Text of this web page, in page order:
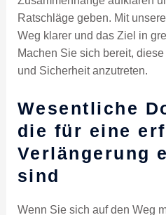
Ratschläge geben. Mit
Weg klarer und das Ziel in
Machen Sie sich bereit,
und Sicherheit anzutreten.
Wesentliche
die für eine
Verlängerung
sind
Wenn Sie sich auf den Weg